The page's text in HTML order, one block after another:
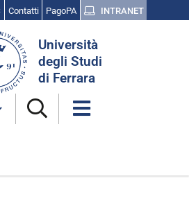
Contatti PagoPA INTRANET
Università
degli Studi
di Ferrara
lingua